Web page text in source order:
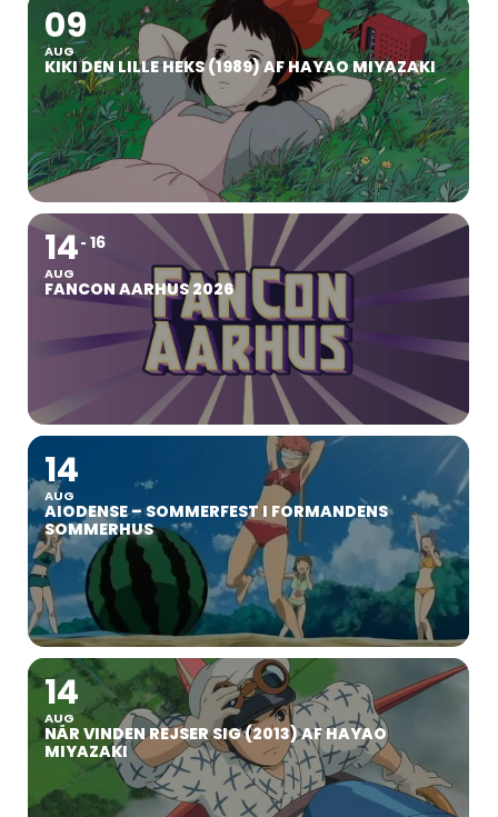
09
AUG
KIKI DEN LILLE HEKS (1989) AF HAYAO MIYAZAKI
14
AUG
16
FANCON AARHUS 2026
14
AUG
AIODENSE – SOMMERFEST I FORMANDENS
SOMMERHUS
14
AUG
NÅR VINDEN REJSER SIG (2013) AF HAYAO
MIYAZAKI